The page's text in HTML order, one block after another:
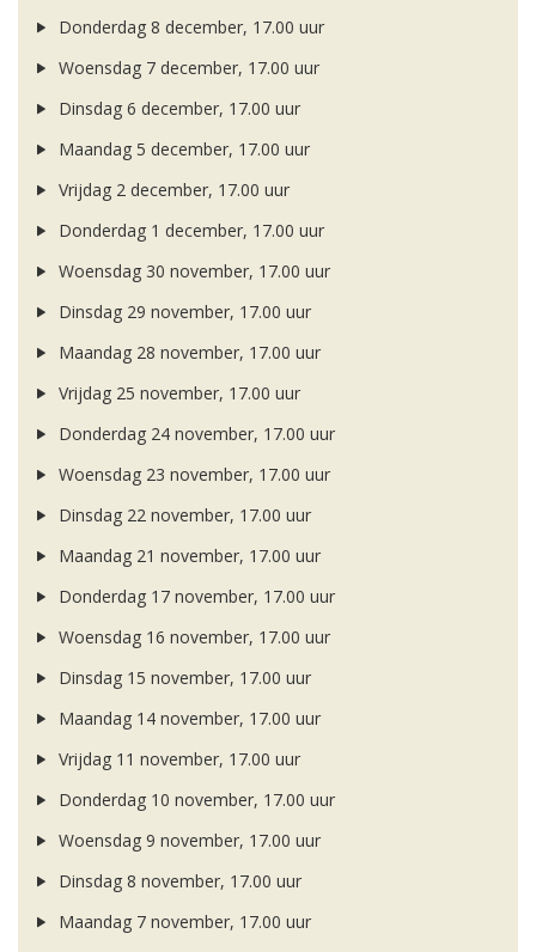
Donderdag 8 december, 17.00 uur
Woensdag 7 december, 17.00 uur
Dinsdag 6 december, 17.00 uur
Maandag 5 december, 17.00 uur
Vrijdag 2 december, 17.00 uur
Donderdag 1 december, 17.00 uur
Woensdag 30 november, 17.00 uur
Dinsdag 29 november, 17.00 uur
Maandag 28 november, 17.00 uur
Vrijdag 25 november, 17.00 uur
Donderdag 24 november, 17.00 uur
Woensdag 23 november, 17.00 uur
Dinsdag 22 november, 17.00 uur
Maandag 21 november, 17.00 uur
Donderdag 17 november, 17.00 uur
Woensdag 16 november, 17.00 uur
Dinsdag 15 november, 17.00 uur
Maandag 14 november, 17.00 uur
Vrijdag 11 november, 17.00 uur
Donderdag 10 november, 17.00 uur
Woensdag 9 november, 17.00 uur
Dinsdag 8 november, 17.00 uur
Maandag 7 november, 17.00 uur